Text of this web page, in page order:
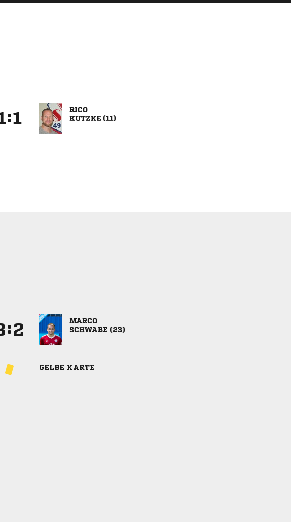
:

 
:

 
GELBE KARTE